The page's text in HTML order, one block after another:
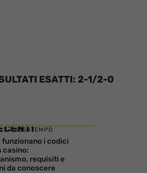
ESATTI: 2-1/2-0
E PASSATEMPO
funzionano i codici
casino:
requisiti e
da conoscere